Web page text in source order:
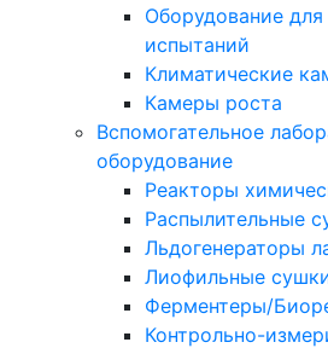
Оборудование
испытаний
Климатические
Камеры роста
Вспомогательное
оборудование
Реакторы
Распылительные
Льдогенераторы
Лиофильные
Ферментеры/
Контрольно-